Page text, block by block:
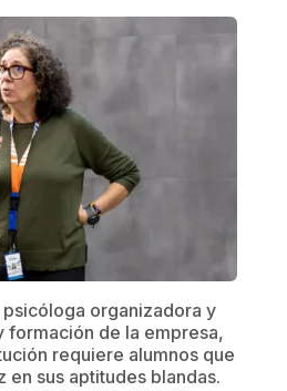
psicóloga organizadora y
formación de la empresa,
requiere alumnos que
en sus aptitudes blandas.